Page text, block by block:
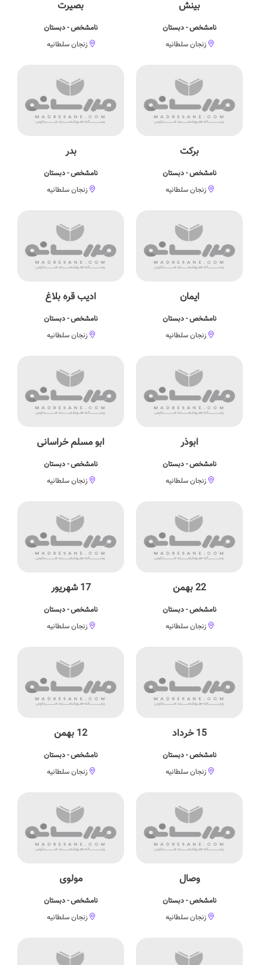
بینش
نامشخص - دبستان
زنجان سلطانیه
بصیرت
نامشخص - دبستان
زنجان سلطانیه
برکت
نامشخص - دبستان
زنجان سلطانیه
بدر
نامشخص - دبستان
زنجان سلطانیه
ایمان
نامشخص - دبستان
زنجان سلطانیه
ادیب قره بلاغ
نامشخص - دبستان
زنجان سلطانیه
ابوذر
نامشخص - دبستان
زنجان سلطانیه
ابو مسلم خراسانی
نامشخص - دبستان
زنجان سلطانیه
22 بهمن
نامشخص - دبستان
زنجان سلطانیه
17 شهریور
نامشخص - دبستان
زنجان سلطانیه
15 خرداد
نامشخص - دبستان
زنجان سلطانیه
12 بهمن
نامشخص - دبستان
زنجان سلطانیه
وصال
نامشخص - دبستان
زنجان سلطانیه
مولوی
نامشخص - دبستان
زنجان سلطانیه